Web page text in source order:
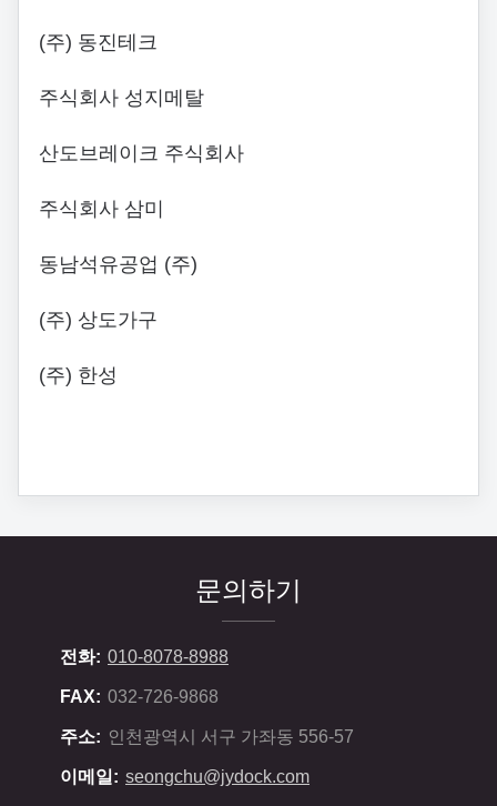
(주) 동진테크
주식회사 성지메탈
산도브레이크 주식회사
주식회사 삼미
동남석유공업 (주)
(주) 상도가구
(주) 한성
문의하기
전화: 010-8078-8988
FAX: 032-726-9868
주소: 인천광역시 서구 가좌동 556-57
이메일: seongchu@jydock.com